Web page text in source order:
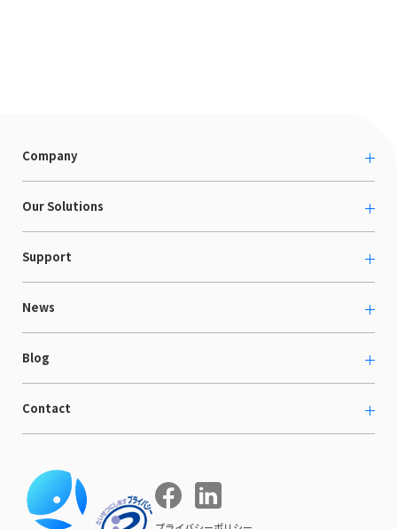
Company
About us
カルチャー
採用情報
Our Solutions
越境ECコンサルティング
Shopee支援
LaunchCart
海外向けホームページ制作
COMPE NAVI
Support
お役立ち資料
セミナー情報
News
プレスリリース
イベント
ニュース
Blog
ECブログ
開発ブログ
イベントレポート
Contact